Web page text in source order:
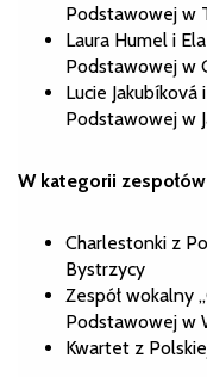
Podstawowej w
Laura Humel i
Podstawowej w
Lucie Jakubíková
Podstawowej w
W kategorii
Charlestonki z
Bystrzycy
Zespół wokalny
Podstawowej w
Kwartet z